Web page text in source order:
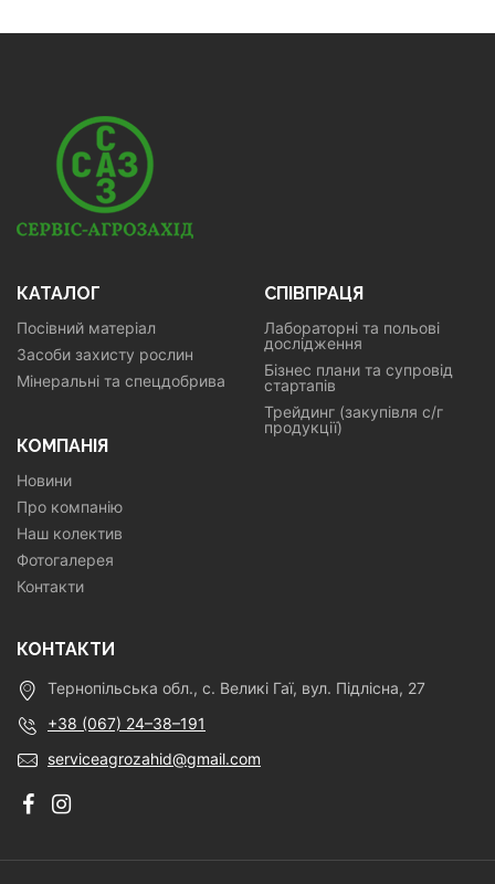
КАТАЛОГ
Посівний матеріал
Засоби захисту рослин
Мінеральні та спецдобрива
СПІВПРАЦЯ
Лабораторні та польові
дослідження
Бізнес плани та супровід
стартапів
Трейдинг (закупівля с/г
продукції)
КОМПАНІЯ
Новини
Про компанію
Наш колектив
Фотогалерея
Контакти
КОНТАКТИ
Тернопільська обл., с. Великі Гаї, вул. Підлісна, 27
+38 (067) 24–38–191
serviceagrozahid@gmail.com